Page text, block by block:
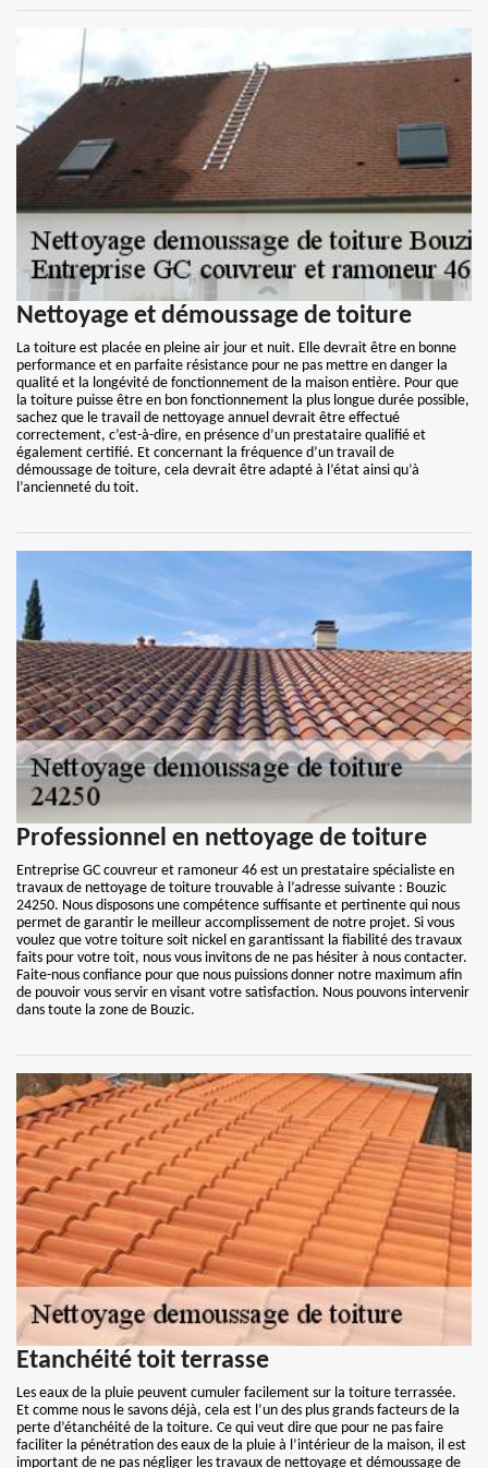
Nettoyage et démoussage de toiture
La toiture est placée en pleine air jour et nuit. Elle devrait être en bonne
performance et en parfaite résistance pour ne pas mettre en danger la
qualité et la longévité de fonctionnement de la maison entière. Pour que
la toiture puisse être en bon fonctionnement la plus longue durée possible,
sachez que le travail de nettoyage annuel devrait être effectué
correctement, c’est-à-dire, en présence d’un prestataire qualifié et
également certifié. Et concernant la fréquence d’un travail de
démoussage de toiture, cela devrait être adapté à l’état ainsi qu’à
l’ancienneté du toit.
Professionnel en nettoyage de toiture
Entreprise GC couvreur et ramoneur 46 est un prestataire spécialiste en
travaux de nettoyage de toiture trouvable à l’adresse suivante : Bouzic
24250. Nous disposons une compétence suffisante et pertinente qui nous
permet de garantir le meilleur accomplissement de notre projet. Si vous
voulez que votre toiture soit nickel en garantissant la fiabilité des travaux
faits pour votre toit, nous vous invitons de ne pas hésiter à nous contacter.
Faite-nous confiance pour que nous puissions donner notre maximum afin
de pouvoir vous servir en visant votre satisfaction. Nous pouvons intervenir
dans toute la zone de Bouzic.
Etanchéité toit terrasse
Les eaux de la pluie peuvent cumuler facilement sur la toiture terrassée.
Et comme nous le savons déjà, cela est l’un des plus grands facteurs de la
perte d’étanchéité de la toiture. Ce qui veut dire que pour ne pas faire
faciliter la pénétration des eaux de la pluie à l’intérieur de la maison, il est
important de ne pas négliger les travaux de nettoyage et démoussage de